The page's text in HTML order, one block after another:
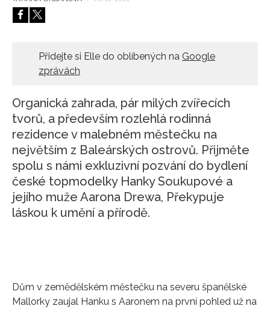
HOME
Přidejte si Elle do oblíbených na Google
zprávách
Organická zahrada, pár milých zvířecích
tvorů, a především rozlehlá rodinná
rezidence v malebném městečku na
největším z Baleárských ostrovů. Přijměte
spolu s námi exkluzivní pozvání do bydlení
české topmodelky Hanky Soukupové a
jejího muže Aarona Drewa, Překypuje
láskou k umění a přírodě.
Dům v zemědělském městečku na severu španělské
Mallorky zaujal Hanku s Aaronem na první pohled už na